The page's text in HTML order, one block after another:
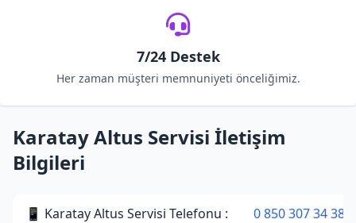
7/24 Destek
Her zaman müşteri memnuniyeti önceliğimiz.
Karatay Altus Servisi İletişim
Bilgileri
📱 Karatay Altus Servisi Telefonu : 0 850 307 34 38